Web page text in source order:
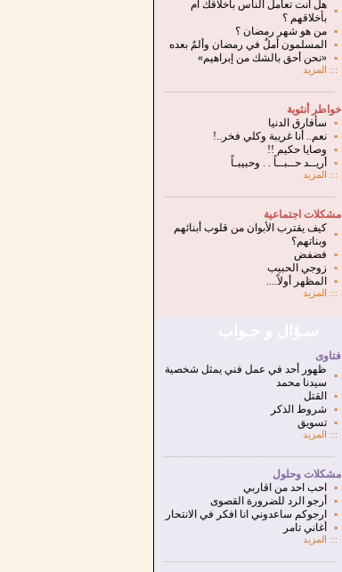
▪ هل أنت تعامل الناس بأخلاقك ام
بأخلاقهم ؟
▪ من هو شهر رمضان ؟
▪
المسلمون أملٌ في رمضان وألمٌ بعده
▪ «نحن أحق بالشك من إبراهيم»
:::
المزيد
خواطر أنثوية
▪
سأفارق الدنيا
▪ نعم.. أنا غريبة وكلي فخر..!
▪
وصايا حكيم !!
▪
أريــد حــبــاً . . وحبيبـاً
:::
المزيد
مشكلات اجتماعية
▪ كيف يقترب الأبوان من قلوب أبنائهم
وبناتهم؟
▪
فضفض
▪
زوجي الحبيب
▪
المظهر أولاً....
::: المزيد
فتاوى
▪
ظهور أحد في عمل فني يمثل شخصية
سيدنا محمد
▪
القتل
▪
شروط الذكر
▪ تسويق
:::
المزيد
مشكلات وحلول
▪
احب احد من اقاربي
▪
أرجو الرد للضرورة القصوى
▪
ارجوكم ساعدوني انا افكر في الانتحار
▪
أغاني تامر
:::
المزيد